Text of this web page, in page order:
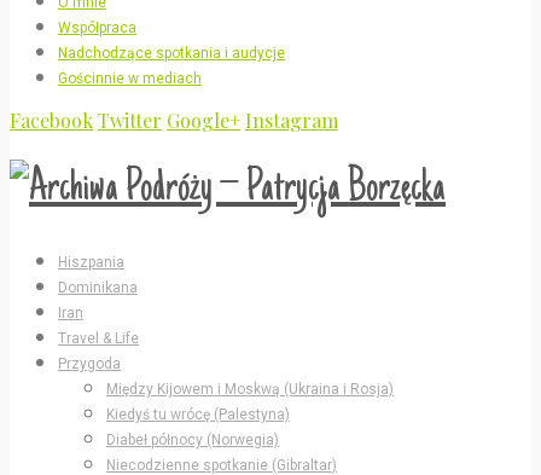
Współpraca
Nadchodzące spotkania i audycje
Gościnnie w mediach
FacebookTwitter Google+Instagram
Hiszpania
Dominikana
Iran
Travel & Life
Przygoda
Między Kijowem i Moskwą (Ukraina i Rosja)
Kiedyś tu wrócę (Palestyna)
Diabeł północy (Norwegia)
Niecodzienne spotkanie (Gibraltar)